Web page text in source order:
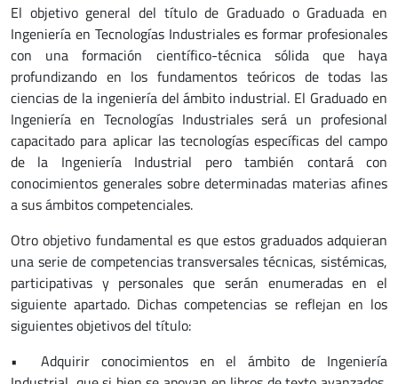
El objetivo general del título de Graduado o Graduada en
Ingeniería en Tecnologías Industriales es formar profesionales
con una formación científico-técnica sólida que haya
profundizando en los fundamentos teóricos de todas las
ciencias de la ingeniería del ámbito industrial. El Graduado en
Ingeniería en Tecnologías Industriales será un profesional
capacitado para aplicar las tecnologías específicas del campo
de la Ingeniería Industrial pero también contará con
conocimientos generales sobre determinadas materias afines
a sus ámbitos competenciales.
Otro objetivo fundamental es que estos graduados adquieran
una serie de competencias transversales técnicas, sistémicas,
participativas y personales que serán enumeradas en el
siguiente apartado. Dichas competencias se reflejan en los
siguientes objetivos del título:
• Adquirir conocimientos en el ámbito de Ingeniería